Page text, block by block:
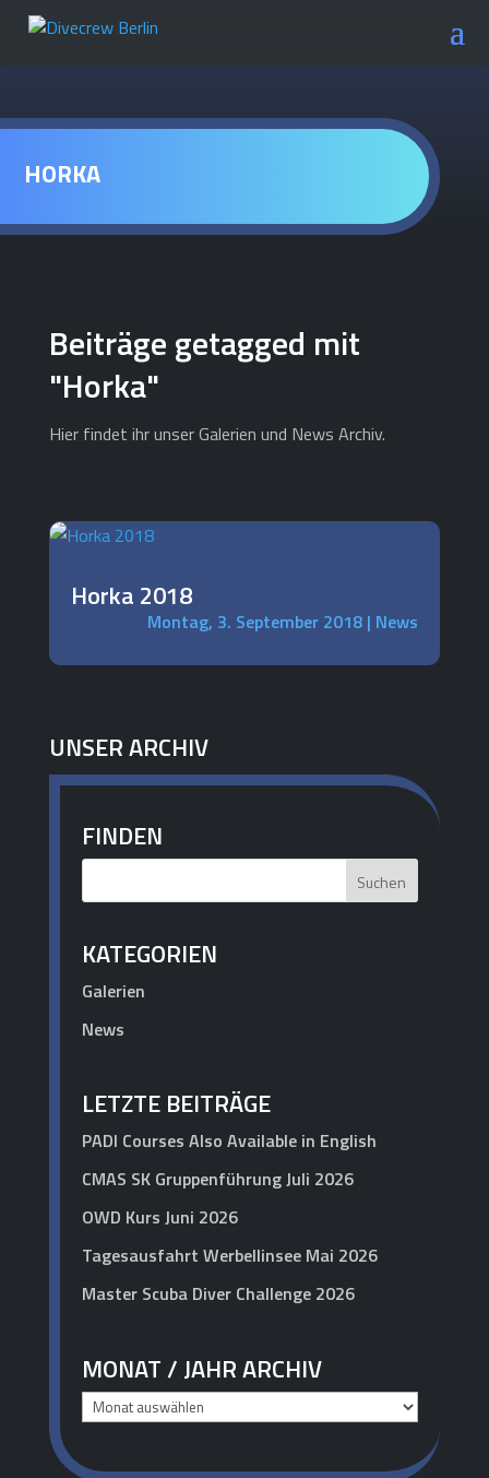
HORKA
Beiträge getagged mit
"Horka"
Hier findet ihr unser Galerien und News Archiv.
Horka 2018
Montag, 3. September 2018 | News
UNSER ARCHIV
FINDEN
KATEGORIEN
Galerien
News
LETZTE BEITRÄGE
PADI Courses Also Available in English
CMAS SK Gruppenführung Juli 2026
OWD Kurs Juni 2026
Tagesausfahrt Werbellinsee Mai 2026
Master Scuba Diver Challenge 2026
MONAT / JAHR ARCHIV
Monat
Jahr